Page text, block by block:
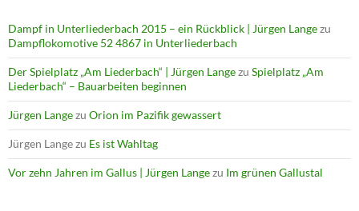
Dampf in Unterliederbach 2015 – ein Rückblick | Jürgen Langezu
Dampflokomotive 52 4867 in Unterliederbach
Der Spielplatz „Am Liederbach“ | Jürgen Langezu Spielplatz „Am
Liederbach“ – Bauarbeiten beginnen
Jürgen Langezu Orion im Pazifik gewassert
Jürgen Langezu Es ist Wahltag
Vor zehn Jahren im Gallus | Jürgen Langezu Im grünen Gallustal